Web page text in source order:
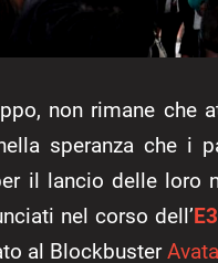
non rimane che
speranza che i
il lancio delle loro
nel corso dell’
al Blockbuster